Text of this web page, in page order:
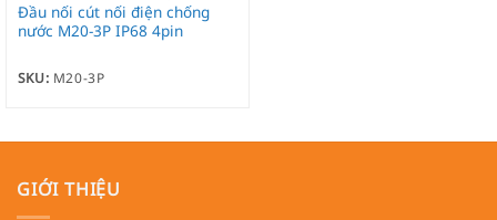
Đầu nối cút nối điện chống
nước M20-3P IP68 4pin
SKU: M20-3P
GIỚI THIỆU